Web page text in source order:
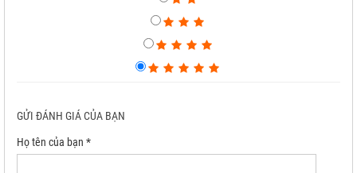
GỬI ĐÁNH GIÁ CỦA BẠN
Họ tên của bạn *